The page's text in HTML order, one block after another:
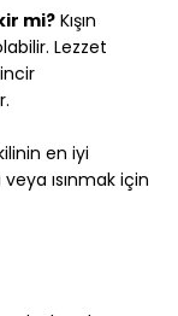
mi? Kışın
Lezzet
en iyi
ısınmak için